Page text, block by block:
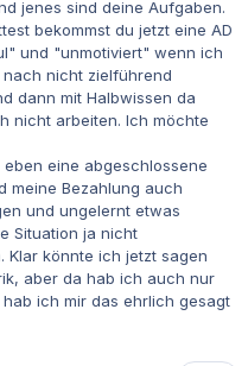
jenes sind deine Aufgaben.
bekommst du jetzt eine AD
und "unmotiviert" wenn ich
nach nicht zielführend
dann mit Halbwissen da
nicht arbeiten. Ich möchte
eine abgeschlossene
meine Bezahlung auch
und ungelernt etwas
Situation ja nicht
Klar könnte ich jetzt sagen
aber da hab ich auch nur
ich mir das ehrlich gesagt